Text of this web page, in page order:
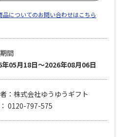
品についてのお問い合わせはこちら
間
年05月18日～2026年08月06日
：株式会社ゆうゆうギフト
0120-797-575